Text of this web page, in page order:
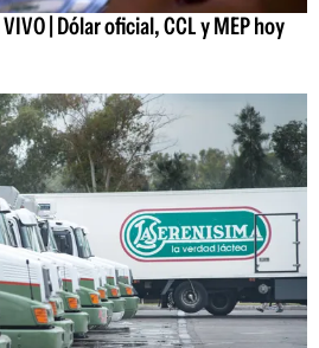
| Dólar oficial, CCL y MEP hoy